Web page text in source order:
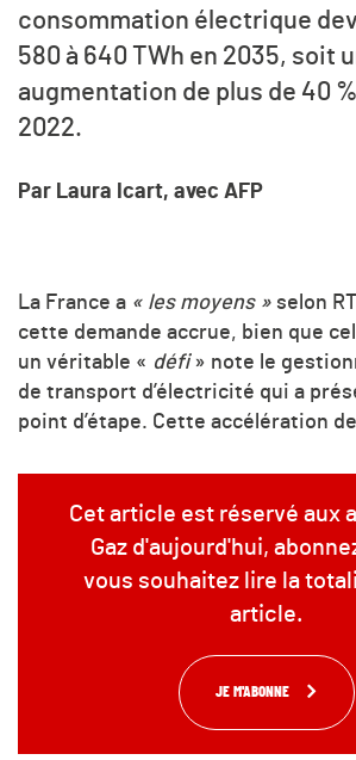
consommation électrique
580 à 640 TWh en 2035, soit
augmentation de plus de 40
2022.
Par Laura Icart, avec AFP
La France a « les moyens » selon
cette demande accrue, bien que
un véritable « défi» note le
de transport d’électricité qui a
point d’étape. Cette accélération
Cet article est réservé aux
Gaz d'aujourd'hui,
vous souhaitez lire la
article.
JE M'ABONNE